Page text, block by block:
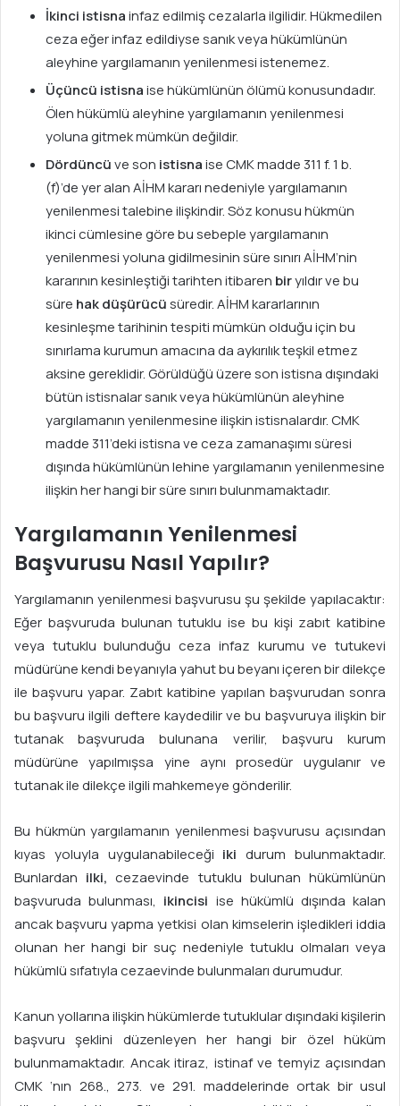
İkinci istisnainfaz edilmiş cezalarla ilgilidir. Hükmedilen
ceza eğer infaz edildiyse sanık veya hükümlünün
aleyhine yargılamanın yenilenmesi istenemez.
Üçüncü istisnaise hükümlünün ölümü konusundadır.
Ölen hükümlü aleyhine yargılamanın yenilenmesi
yoluna gitmek mümkün değildir.
Dördüncüve son istisnaise CMK madde 311 f. 1 b.
(f)’de yer alan AİHM kararı nedeniyle yargılamanın
yenilenmesi talebine ilişkindir. Söz konusu hükmün
ikinci cümlesine göre bu sebeple yargılamanın
yenilenmesi yoluna gidilmesinin süre sınırı AİHM’nin
kararının kesinleştiği tarihten itibaren biryıldır ve bu
süre hak düşürücüsüredir. AİHM kararlarının
kesinleşme tarihinin tespiti mümkün olduğu için bu
sınırlama kurumun amacına da aykırılık teşkil etmez
aksine gereklidir. Görüldüğü üzere son istisna dışındaki
bütün istisnalar sanık veya hükümlünün aleyhine
yargılamanın yenilenmesine ilişkin istisnalardır. CMK
madde 311’deki istisna ve ceza zamanaşımı süresi
dışında hükümlünün lehine yargılamanın yenilenmesine
ilişkin her hangi bir süre sınırı bulunmamaktadır.
Yargılamanın Yenilenmesi
Başvurusu Nasıl Yapılır?
Yargılamanın yenilenmesi başvurusu şu şekilde yapılacaktır:
Eğer başvuruda bulunan tutuklu ise bu kişi zabıt katibine
veya tutuklu bulunduğu ceza infaz kurumu ve tutukevi
müdürüne kendi beyanıyla yahut bu beyanı içeren bir dilekçe
ile başvuru yapar. Zabıt katibine yapılan başvurudan sonra
bu başvuru ilgili deftere kaydedilir ve bu başvuruya ilişkin bir
tutanak başvuruda bulunana verilir, başvuru kurum
müdürüne yapılmışsa yine aynı prosedür uygulanır ve
tutanak ile dilekçe ilgili mahkemeye gönderilir.
Bu hükmün yargılamanın yenilenmesi başvurusu açısından
kıyas yoluyla uygulanabileceği iki durum bulunmaktadır.
Bunlardan ilki,cezaevinde tutuklu bulunan hükümlünün
başvuruda bulunması, ikincisi ise hükümlü dışında kalan
ancak başvuru yapma yetkisi olan kimselerin işledikleri iddia
olunan her hangi bir suç nedeniyle tutuklu olmaları veya
hükümlü sıfatıyla cezaevinde bulunmaları durumudur.
Kanun yollarına ilişkin hükümlerde tutuklular dışındaki kişilerin
başvuru şeklini düzenleyen her hangi bir özel hüküm
bulunmamaktadır. Ancak itiraz, istinaf ve temyiz açısından
CMK ‘nın 268., 273. ve 291. maddelerinde ortak bir usul